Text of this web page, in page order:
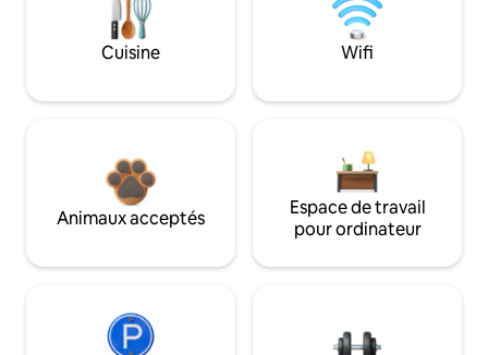
Cuisine Wifi
Animaux acceptés
Espace de travail
pour ordinateur